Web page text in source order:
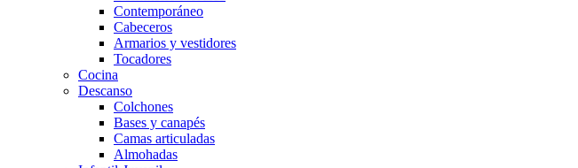
Contemporáneo
Cabeceros
Armarios y vestidores
Tocadores
Cocina
Descanso
Colchones
Bases y canapés
Camas articuladas
Almohadas